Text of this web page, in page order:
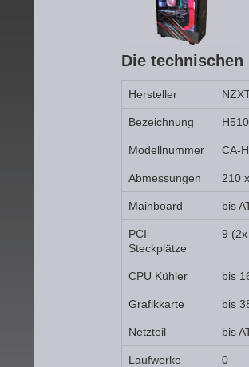
Die technischen
Hersteller
Bezeichnung
Modellnummer CA-
Abmessungen 210
Mainboard bis
PCI-
Steckplätze
9
CPU Kühler bis
Grafikkarte bis
Netzteil bis
Laufwerke
0